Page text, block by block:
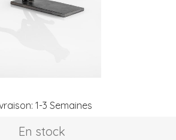
1-3 Semaines
En stock